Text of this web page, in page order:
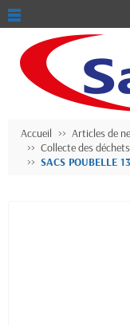
Accueil
Articles de
Collecte des déchets
SACS POUBELLE